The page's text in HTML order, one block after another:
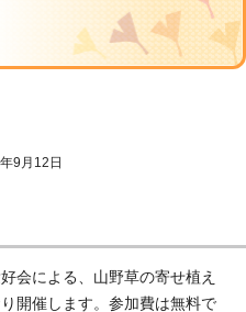
9月12日
会による、山野草の寄せ植え
開催します。参加費は無料で